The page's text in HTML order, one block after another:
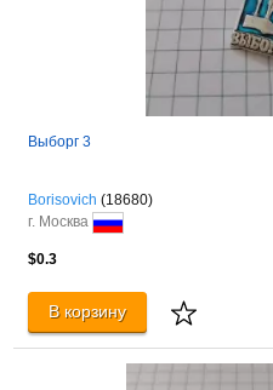
Выборг 3
Borisovich (18680)
г. Москва
$0.3
В корзину